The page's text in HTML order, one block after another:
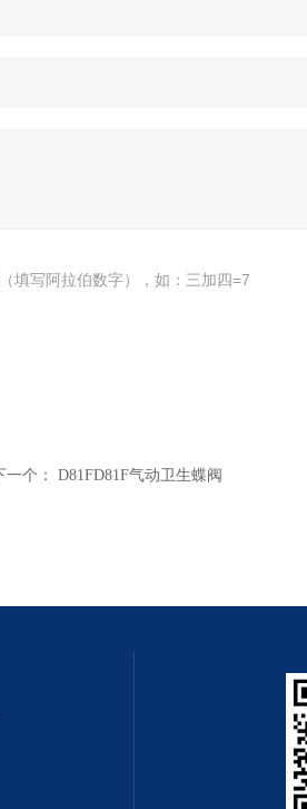
填写阿拉伯数字），如：三加四=7
一个： D81FD81F气动卫生蝶阀